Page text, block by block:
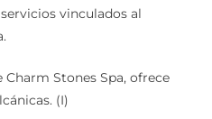
vinculados al
Charm Stones Spa, ofrece
(I)